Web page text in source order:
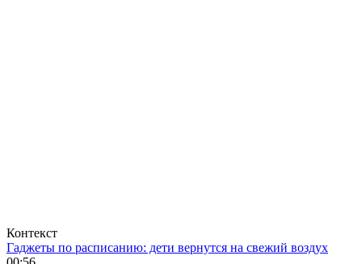
Контекст
Гаджеты по расписанию: дети вернутся на свежий воздух